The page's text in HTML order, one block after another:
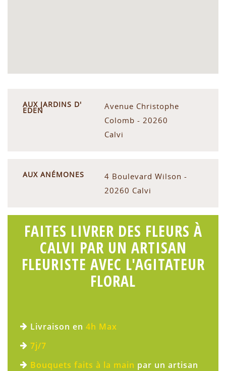
AUX JARDINS D'
EDEN
Avenue Christophe
Colomb - 20260
Calvi
AUX ANÉMONES
4 Boulevard Wilson -
20260 Calvi
FAITES LIVRER DES FLEURS À
CALVI PAR UN ARTISAN
FLEURISTE AVEC L'AGITATEUR
FLORAL
Livraison en 4h Max
7j/7
Bouquets faits à la main par un artisan